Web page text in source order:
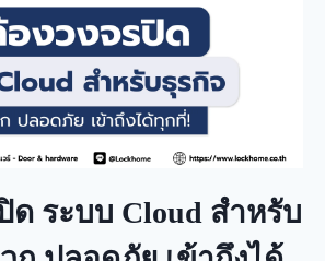
ด ระบบ Cloud สำหรับ